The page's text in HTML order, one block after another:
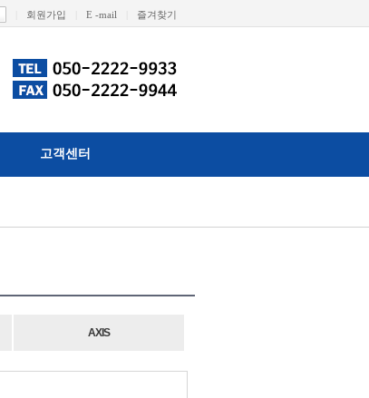
즐겨찾기
E -mail
회원가입
고객센터
AXIS